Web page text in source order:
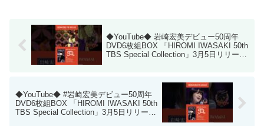
◆YouTube◆ 岩崎宏美デビュー50周年
DVD6枚組BOX 「HIROMI IWASAKI 50th
TBS Special Collection」3月5日リリース
◆YouTube◆ #岩崎宏美デビュー50周年
DVD6枚組BOX 「HIROMI IWASAKI 50th
TBS Special Collection」3月5日リリース